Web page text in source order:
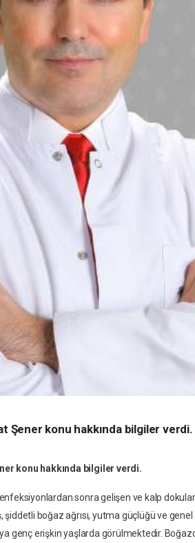
Şener konu hakkında bilgiler verdi.
konu hakkında bilgiler verdi.
sonra gelişen ve kalp
boğaz ağrısı, yutma güçlüğü ve
genç erişkin yaşlarda görülmektedir.